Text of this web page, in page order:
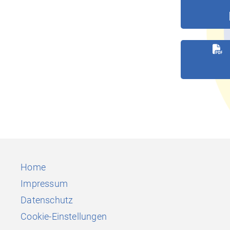
Home
Impressum
Datenschutz
Cookie-Einstellungen